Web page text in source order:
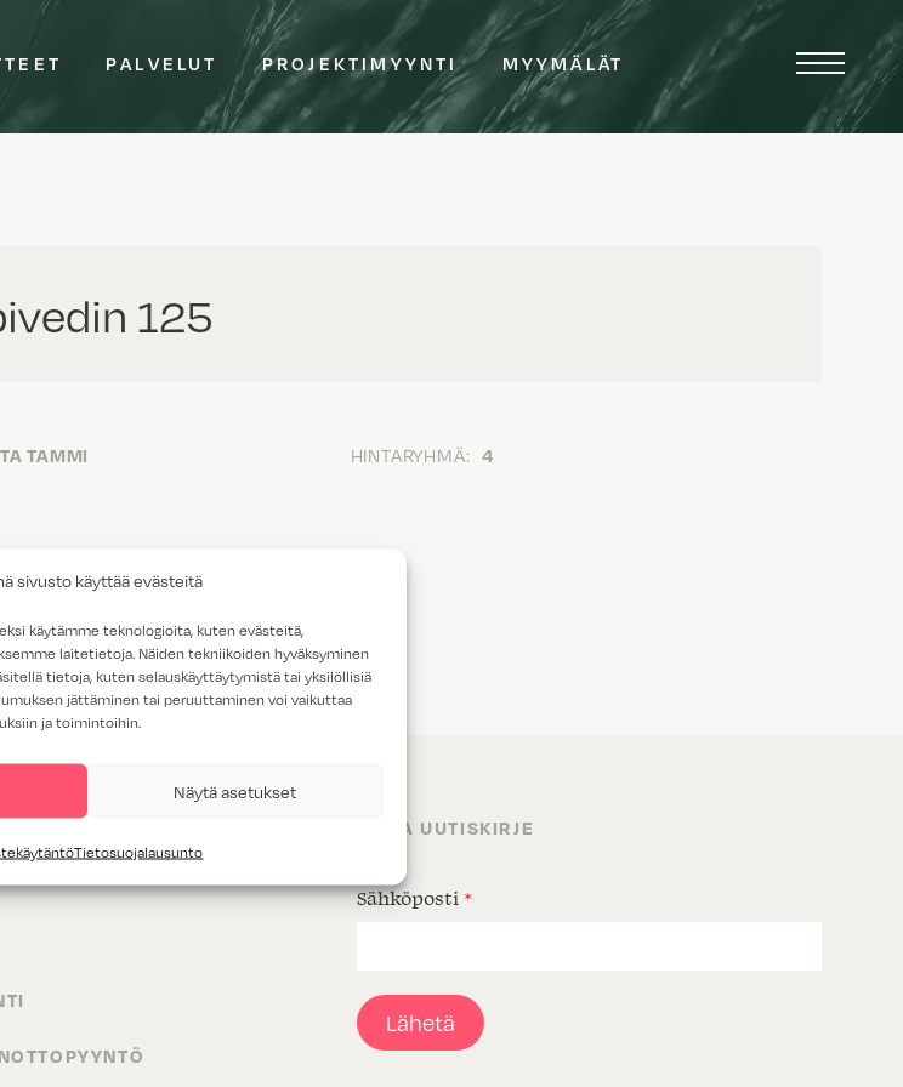
sivusto käyttää evästeitä
käytämme teknologioita, kuten evästeitä,
laitetietoja. Näiden tekniikoiden hyväksyminen
tietoja, kuten selauskäyttäytymistä tai yksilöllisiä
jättäminen tai peruuttaminen voi vaikuttaa
ja toimintoihin.
Näytä asetukset
Tietosuojalausunto
PALVELUT PROJEKTIMYYNTI MYYMÄLÄT
125
TAMMI HINTARYHMÄ: 4
TILAA UUTISKIRJE
Sähköposti *
Lähetä